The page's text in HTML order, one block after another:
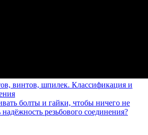
винтов, шпилек. Классификация и
болты и гайки, чтобы ничего не
надёжность резьбового соединения?